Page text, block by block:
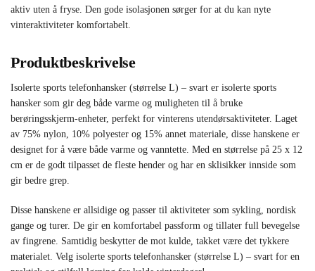
aktiv uten å fryse. Den gode isolasjonen sørger for at du kan nyte
vinteraktiviteter komfortabelt.
Produktbeskrivelse
Isolerte sports telefonhansker (størrelse L) – svart er isolerte sports
hansker som gir deg både varme og muligheten til å bruke
berøringsskjerm-enheter, perfekt for vinterens utendørsaktiviteter. Laget
av 75% nylon, 10% polyester og 15% annet materiale, disse hanskene er
designet for å være både varme og vanntette. Med en størrelse på 25 x 12
cm er de godt tilpasset de fleste hender og har en sklisikker innside som
gir bedre grep.
Disse hanskene er allsidige og passer til aktiviteter som sykling, nordisk
gange og turer. De gir en komfortabel passform og tillater full bevegelse
av fingrene. Samtidig beskytter de mot kulde, takket være det tykkere
materialet. Velg isolerte sports telefonhansker (størrelse L) – svart for en